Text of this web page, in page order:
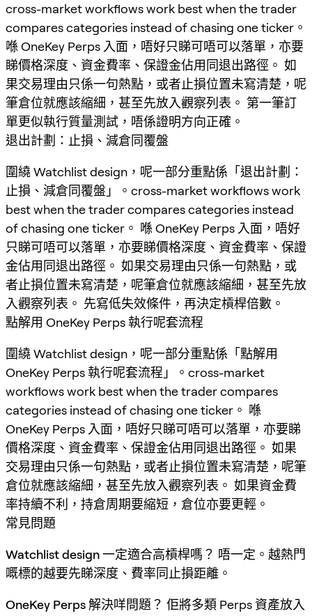
cross-market workflows work best when the trader
compares categories instead of chasing one ticker。
喺 OneKey Perps 入面，唔好只睇可唔可以落單，亦要
睇價格深度、資金費率、保證金佔用同退出路徑。 如
果交易理由只係一句熱點，或者止損位置未寫清楚，呢
筆倉位就應該縮細，甚至先放入觀察列表。 第一筆訂
單更似執行質量測試，唔係證明方向正確。
退出計劃：止損、減倉同覆盤
圍繞 Watchlist design，呢一部分重點係「退出計劃：
止損、減倉同覆盤」。cross-market workflows work
best when the trader compares categories instead
of chasing one ticker。 喺 OneKey Perps 入面，唔好
只睇可唔可以落單，亦要睇價格深度、資金費率、保證
金佔用同退出路徑。 如果交易理由只係一句熱點，或
者止損位置未寫清楚，呢筆倉位就應該縮細，甚至先放
入觀察列表。 先寫低失效條件，再決定槓桿倍數。
點解用 OneKey Perps 執行呢套流程
圍繞 Watchlist design，呢一部分重點係「點解用
OneKey Perps 執行呢套流程」。cross-market
workflows work best when the trader compares
categories instead of chasing one ticker。 喺
OneKey Perps 入面，唔好只睇可唔可以落單，亦要睇
價格深度、資金費率、保證金佔用同退出路徑。 如果
交易理由只係一句熱點，或者止損位置未寫清楚，呢筆
倉位就應該縮細，甚至先放入觀察列表。 如果資金費
率持續不利，持倉周期要縮短，倉位亦要更輕。
常見問題
Watchlist design 一定適合高槓桿嗎？ 唔一定。越熱門
嘅標的越要先睇深度、費率同止損距離。
OneKey Perps 解決咩問題？ 佢將多類 Perps 資產放入